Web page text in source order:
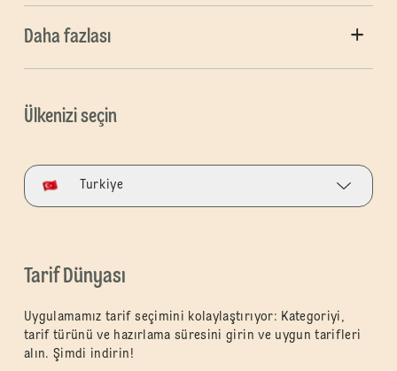
Daha fazlası
Ülkenizi seçin
Turkiye
Tarif Dünyası
Uygulamamız tarif seçimini kolaylaştırıyor: Kategoriyi,
tarif türünü ve hazırlama süresini girin ve uygun tarifleri
alın. Şimdi indirin!